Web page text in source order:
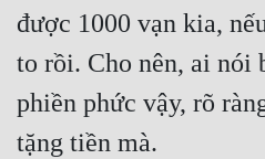
được 1000 vạn kia,
to rồi. Cho nên, ai nói
phiền phức vậy, rõ
tặng tiền mà.